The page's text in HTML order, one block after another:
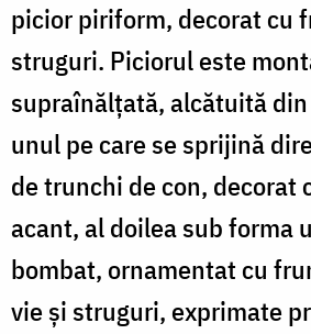
picior piriform, decorat cu
struguri. Piciorul este
supraînălțată, alcătuită
unul pe care se sprijină
de trunchi de con, decorat
acant, al doilea sub forma
bombat, ornamentat cu
vie și struguri, exprimate